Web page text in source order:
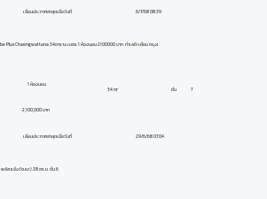
เลื่อนประกาศล่าสุดเมื่อวันที่ 6/7/68 08:39
Plus Chaengwattana 34ตาราง.เมตร 1 ห้องนอน 2100000 บาท. ทำเลดี-เยี่ยม กรุงเ
2,100,000 บาท
1 ห้องนอน
34 m² ชั้น 7
เลื่อนประกาศล่าสุดเมื่อวันที่ 29/6/68 07:04
พลัส แจ้งวัฒนะ) 28 ตร.ม. ชั้น 6